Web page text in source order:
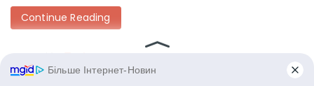
Continue Reading